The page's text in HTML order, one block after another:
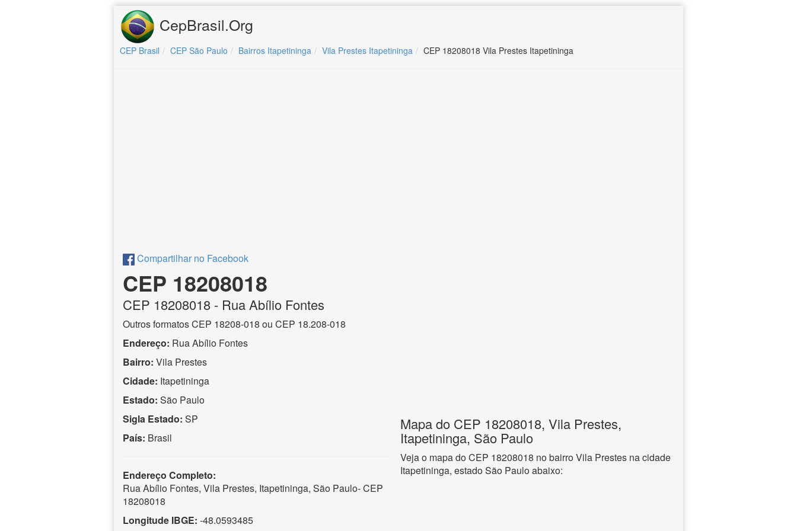
CepBrasil.Org
CEP Brasil CEP São Paulo Bairros Itapetininga Vila Prestes Itapetininga CEP 18208018 Vila Prestes Itapetininga
Compartilhar no Facebook
CEP 18208018
CEP 18208018 - Rua Abílio Fontes
Outros formatos CEP 18208-018 ou CEP 18.208-018
Endereço: Rua Abílio Fontes
Bairro: Vila Prestes
Cidade: Itapetininga
Estado: São Paulo
Sigla Estado: SP
País: Brasil
Endereço Completo:
Rua Abílio Fontes, Vila Prestes, Itapetininga, São Paulo- CEP
18208018
Longitude IBGE: -48.0593485
Mapa do CEP 18208018, Vila Prestes,
Itapetininga, São Paulo
Veja o mapa do CEP 18208018 no bairro Vila Prestes na cidade
Itapetininga, estado São Paulo abaixo: